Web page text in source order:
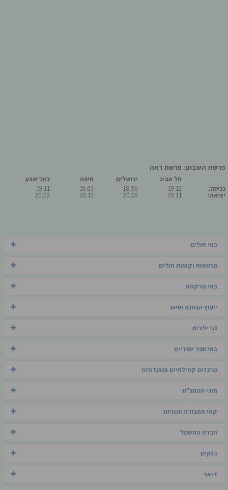
פרשת השבוע: פרשת ראה
כניסה:
יציאה:
תל אביב
19:12
20:11
ירושלים
18:50
20:09
חיפה
19:03
20:12
באר שבע
19:11
20:09
בתי חולים
מרפאות וקופות חולים
בתי מרקחת
ייעוץ הכוונה וסיוע
גני ילדים
בתי ספר יסודיים
מרכזים קהילתיים ומועדונים
חוגי המתנ"ס
קווי תחבורה ומוניות
חברת החשמל
בנקים
דואר